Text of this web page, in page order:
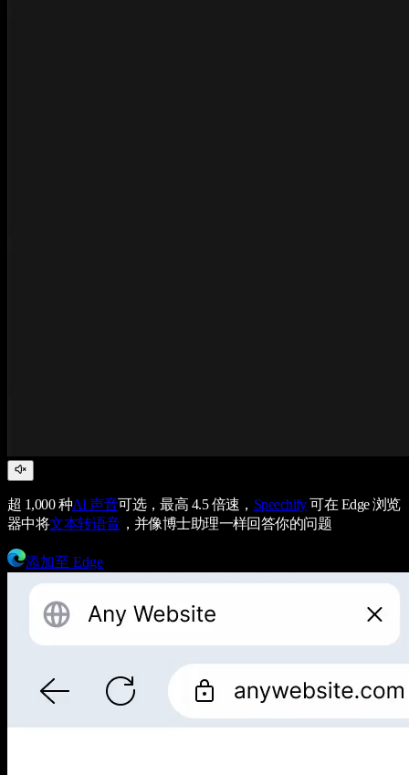
超 1,000 种AI 声音可选，最高 4.5 倍速， Speechify可在 Edge 浏览
器中将文本转语音，并像博士助理一样回答你的问题
添加至 Edge